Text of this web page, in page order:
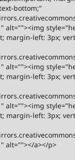
bottom;"
alt=""><img
margin-left: 3px;
alt=""><img
margin-left: 3px;
alt=""><img
margin-left: 3px;
alt=""></a></p>